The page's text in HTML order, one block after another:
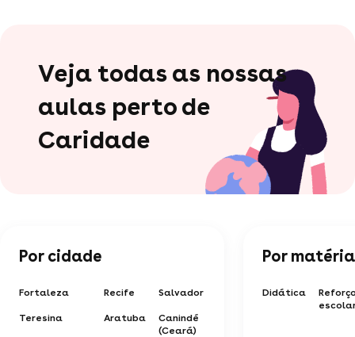
Veja todas as nossas
aulas perto de
Caridade
Por cidade
Fortaleza Recife Salvador
Teresina Aratuba
Canindé
(Ceará)
Por matéria
Didática